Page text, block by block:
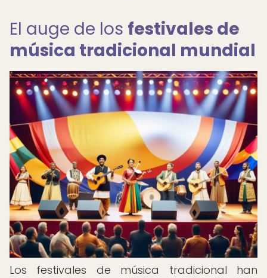
El auge de los festivales de
música tradicional mundial
Los festivales de música tradicional han